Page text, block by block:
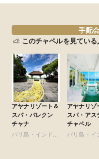
手配
このチャペルを見ている
アヤナリゾート＆
スパ・バレクン
チャナ
バリ島・インドネ
アヤナリゾ
スパ・アス
チャペル
バリ島・イ